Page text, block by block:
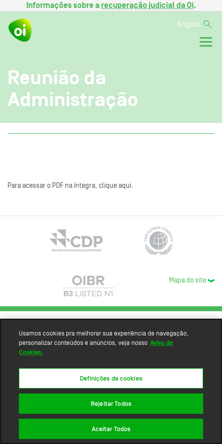
Informações sobre a recuperação judicial da Oi.
English
Reunião da
Administração
Para acessar o PDF na íntegra, clique aqui.
Mapa do site
Usamos cookies pra melhorar sua experiência de navegação,
personalizar conteúdos e anúncios, veja nosso Aviso de
Cookies.
Definições de cookies
Rejeitar Todos
Aceitar Todos